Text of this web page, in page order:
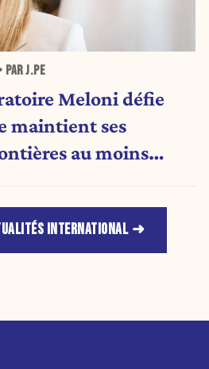
PAR J.PE
Meloni défie
maintient ses
au moins
INTERNATIONAL